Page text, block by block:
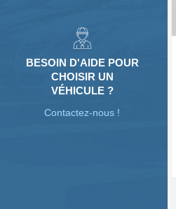
BESOIN D'AIDE POUR
CHOISIR UN
VÉHICULE ?
Contactez-nous !